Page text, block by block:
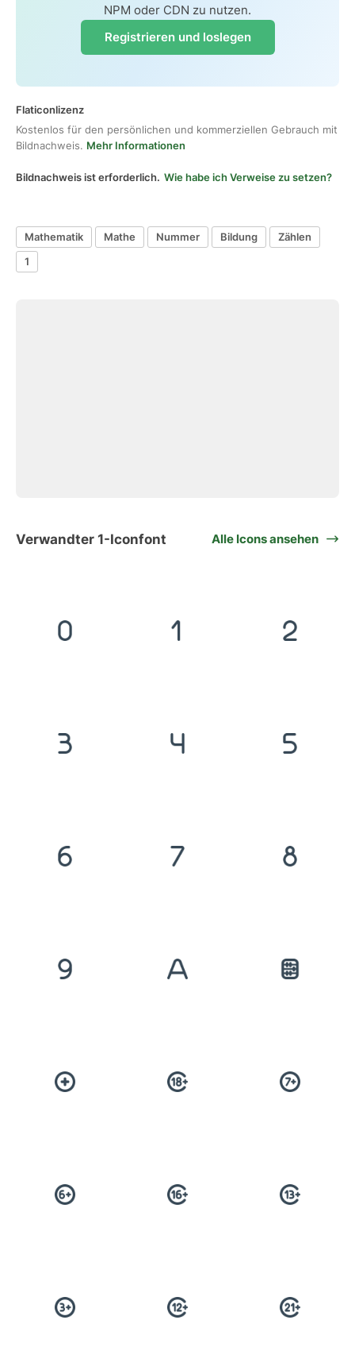
NPM oder CDN zu nutzen.
Registrieren und loslegen
Flaticonlizenz
Kostenlos für den persönlichen und kommerziellen Gebrauch mit
Bildnachweis. Mehr Informationen
Bildnachweis ist erforderlich. Wie habe ich Verweise zu setzen?
Mathematik Mathe Nummer Bildung
Zählen
1
Verwandter 1-Iconfont Alle Icons ansehen